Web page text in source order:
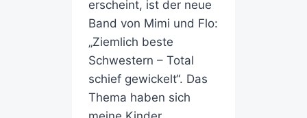
erscheint, ist der neue
Band von Mimi und Flo:
„Ziemlich beste
Schwestern – Total
schief gewickelt“. Das
Thema haben sich